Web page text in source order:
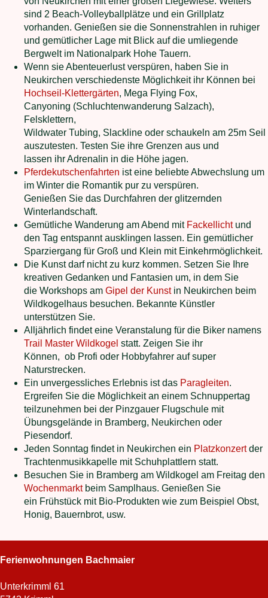
sind 2 Beach-Volleyballplätze und ein Grillplatz
vorhanden. Genießen sie die Sonnenstrahlen in ruhiger
und gemütlicher Lage mit Blick auf die umliegende
Bergwelt im Nationalpark Hohe Tauern.
Wenn sie Abenteuerlust verspüren, haben Sie in
Neukirchen verschiedenste Möglichkeit ihr Können bei
Hochseil-Klettergärten, Mega Flying Fox,
Canyoning (Schluchtenwanderung Salzach),
Felsklettern,
Wildwater Tubing, Slackline oder schaukeln am 25m Seil
auszutesten. Testen Sie ihre Grenzen aus und
lassen ihr Adrenalin in die Höhe jagen.
Pferdekutschenfahrten ist eine beliebte Abwechslung um
im Winter die Romantik pur zu verspüren.
Genießen Sie das Durchfahren der glitzernden
Winterlandschaft.
Gemütliche Wanderung am Abend mit Fackellichtund
den Tag entspannt ausklingen lassen. Ein gemütlicher
Sparziergang für Groß und Klein mit Einkehrmöglichkeit.
Die Kunst darf nicht zu kurz kommen. Setzen Sie Ihre
kreativen Gedanken und Fantasien um, in dem Sie
die Workshops am Gipel der Kunstin Neukirchen beim
Wildkogelhaus besuchen. Bekannte Künstler
unterstützen Sie.
Alljährlich findet eine Veranstalung für die Biker namens
Trail Master Wildkogel statt. Zeigen Sie ihr
Können, ob Profi oder Hobbyfahrer auf super
Naturstrecken.
Ein unvergessliches Erlebnis ist das Paragleiten.
Ergreifen Sie die Möglichkeit an einem Schnuppertag
teilzunehmen bei der Pinzgauer Flugschule mit
Übungsgelände in Bramberg, Neukirchen oder
Piesendorf.
Jeden Sonntag findet in Neukirchen ein Platzkonzertder
Trachtenmusikkapelle mit Schuhplattlern statt.
Besuchen Sie in Bramberg am Wildkogel am Freitag den
Wochenmarktbeim Samplhaus. Genießen Sie
ein Frühstück mit Bio-Produkten wie zum Beispiel Obst,
Honig, Bauernbrot, usw.
Ferienwohnungen Bachmaier
Unterkrimml 61